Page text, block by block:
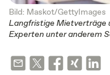
Bild: Maskot/GettyImages
Langfristige Mietverträge
Experten unter anderem